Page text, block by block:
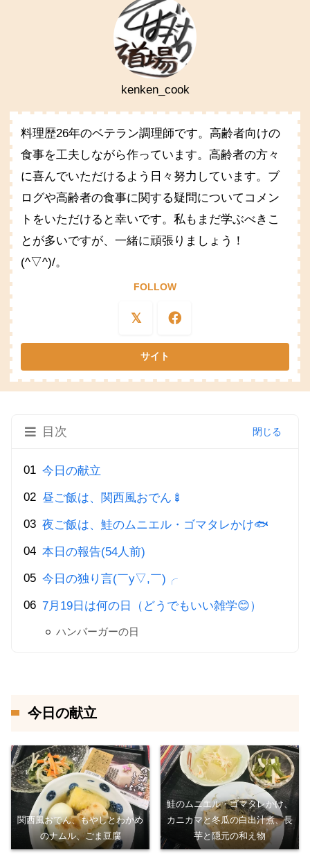
kenken_cook
料理歴26年のベテラン調理師です。高齢者向けの
食事を工夫しながら作っています。高齢者の方々
に喜んでいただけるよう日々努力しています。ブ
ログや高齢者の食事に関する疑問についてコメン
トをいただけると幸いです。私もまだ学ぶべきこ
とが多いですが、一緒に頑張りましょう！
(^▽^)/。
FOLLOW
目次
今日の献立
昼ご飯は、関西風おでん🍢
夜ご飯は、鮭のムニエル・ゴマタレかけ🐟
本日の報告(54人前)
今日の独り言(￣y▽,￣)╭
7月19日は何の日（どうでもいい雑学😊）
ハンバーガーの日
今日の献立
関西風おでん、もやしとわかめ
のナムル、ごま豆腐
鮭のムニエル・ゴマタレかけ、
カニカマと冬瓜の白出汁煮、長
芋と隠元の和え物